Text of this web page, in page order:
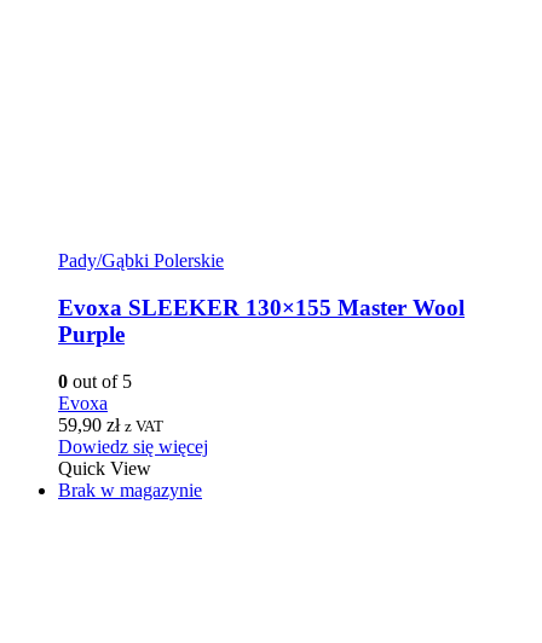
Pady/Gąbki Polerskie
Evoxa SLEEKER 130×155 Master Wool
Purple
0 out of 5
Evoxa
59,90 zł z VAT
Dowiedz się więcej
Quick View
Brak w magazynie